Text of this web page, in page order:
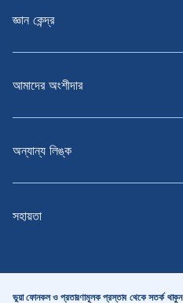
জ্ঞান কেন্দ্র
আমাদের অংশীদার
অন্যান্য লিঙ্ক
সহায়তা
ভুয়া ফোনকল ও প্রতারণামূলক প্রস্তাব থেকে সতর্ক থাকুন